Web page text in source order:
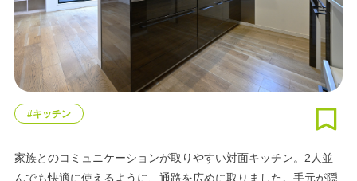
#キッチン
家族とのコミュニケーションが取りやすい対面キッチン。2人並
んでも快適に使えるように、通路を広めに取りました。手元が隠